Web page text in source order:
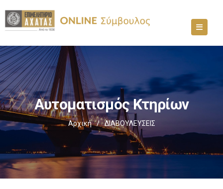
Αυτοματισμός Κτηρίων
Αρχική / ΔΙΑΒΟΥΛΕΥΣΕΙΣ